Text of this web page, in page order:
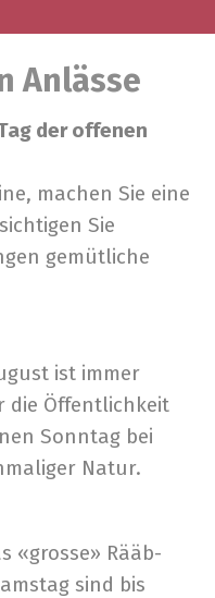
Anlässe
der offe­nen
machen Sie eine
Sie
gemüt­li­che
ist immer
die Öffentlichkeit
Sonn­tag bei
Natur.
«gros­se» Rääb­
sind bis